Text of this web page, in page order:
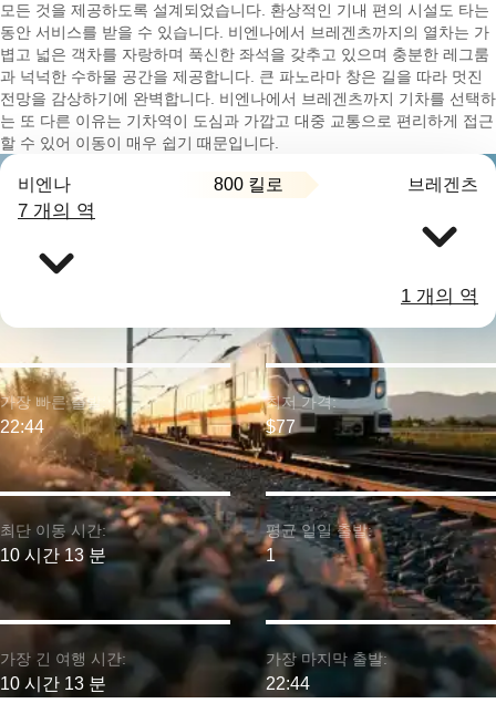
모든 것을 제공하도록 설계되었습니다. 환상적인 기내 편의 시설도 타는
동안 서비스를 받을 수 있습니다. 비엔나에서 브레겐츠까지의 열차는 가
볍고 넓은 객차를 자랑하며 푹신한 좌석을 갖추고 있으며 충분한 레그룸
과 넉넉한 수하물 공간을 제공합니다. 큰 파노라마 창은 길을 따라 멋진
전망을 감상하기에 완벽합니다. 비엔나에서 브레겐츠까지 기차를 선택하
는 또 다른 이유는 기차역이 도심과 가깝고 대중 교통으로 편리하게 접근
할 수 있어 이동이 매우 쉽기 때문입니다.
비엔나 800 킬로 브레겐츠
7 개의 역
1 개의 역
최단 이동 시간:
10 시간 13 분
가장 빠른 출발:
22:44
가장 긴 여행 시간:
10 시간 13 분
최저 가격:
$77
평균 일일 출발:
1
가장 마지막 출발:
22:44